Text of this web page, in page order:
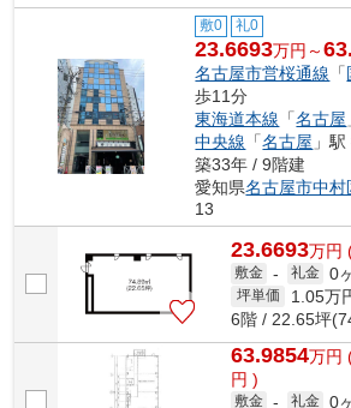
敷0 礼0
23.6693万円～
名古屋市営桜通線 「
歩11分
東海道本線 「名古屋
中央線 「名古屋 」
築33年 / 9階建
愛知県名古屋市中村
13
23.6693万円
敷金 - 礼金 0
坪単価 1.05万
6階 / 22.65坪
63.9854万円
円 )
敷金 - 礼金 0